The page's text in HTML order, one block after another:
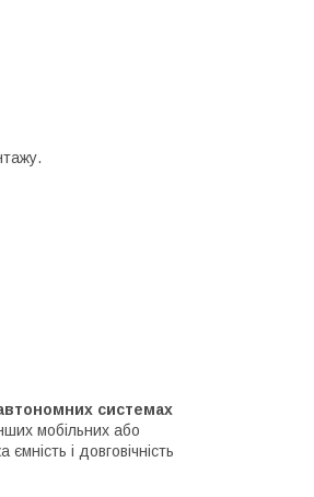
системах
мобільних або
і довговічність